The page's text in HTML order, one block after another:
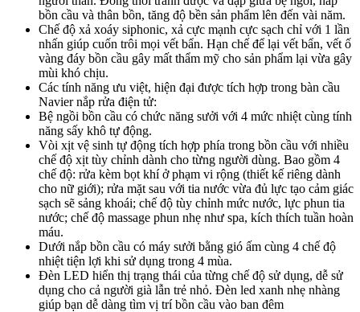
bồn cầu và thân bồn, tăng độ bền sản phẩm lên đến vài năm.
Chế độ xả xoáy siphonic, xả cực mạnh cực sạch chỉ với 1 lần
nhấn giúp cuốn trôi mọi vết bẩn. Hạn chế để lại vết bẩn, vết ố
vàng đáy bồn cầu gây mất thẩm mỹ cho sản phẩm lại vừa gây
mùi khó chịu.
Các tính năng ưu việt, hiện đại được tích hợp trong bàn cầu
Navier nắp rửa điện tử:
Bệ ngồi bồn cầu có chức năng sưởi với 4 mức nhiệt cùng tính
năng sấy khô tự động.
Vòi xịt vệ sinh tự động tích hợp phía trong bồn cầu với nhiều
chế độ xịt tùy chỉnh dành cho từng người dùng. Bao gồm 4
chế độ: rửa kèm bọt khí ở phạm vi rộng (thiết kế riêng dành
cho nữ giới); rửa mặt sau với tia nước vừa đủ lực tạo cảm giác
sạch sẽ sảng khoái; chế độ tùy chỉnh mức nước, lực phun tia
nước; chế độ massage phun nhẹ như spa, kích thích tuần hoàn
máu.
Dưới nắp bồn cầu có máy sưởi bằng gió ấm cùng 4 chế độ
nhiệt tiện lợi khi sử dụng trong 4 mùa.
Đèn LED hiển thị trạng thái của từng chế độ sử dụng, dễ sử
dụng cho cả người già lẫn trẻ nhỏ. Đèn led xanh nhẹ nhàng
giúp bạn dễ dàng tìm vị trí bồn cầu vào ban đêm